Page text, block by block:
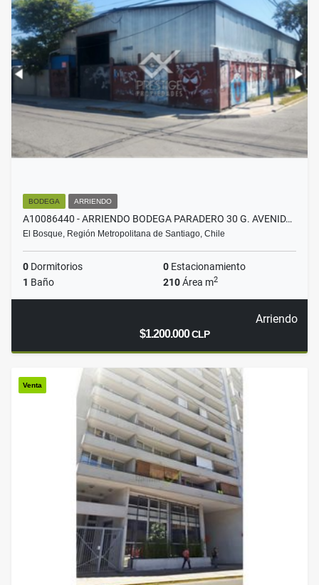
BODEGA ARRIENDO
A10086440 - ARRIENDO BODEGA PARADERO 30 G. AVENID…
El Bosque, Región Metropolitana de Santiago, Chile
0 Dormitorios 0 Estacionamiento
1 Baño 210Área m2
Arriendo
$1.200.000CLP
Venta